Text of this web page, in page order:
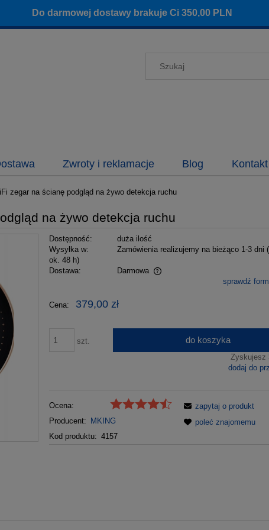
Do darmowej dostawy brakuje Ci350,00 PLN
Zwroty i reklamacje Blog Kontakt
zegar na ścianę podgląd na żywo detekcja ruchu
na żywo detekcja ruchu
Dostępność:
duża ilość
Wysyłka w:
Zamówienia realizujemy na bieżąco 1-3 dni
ok. 48 h)
Dostawa:
Darmowa
Cena nie zawiera ewentualnych kosztów
płatności
sprawdź
Cena: 379,00 zł
szt. do koszyka
Zyskujesz
dodaj do
Ocena:
Producent: MKING
Kod produktu: 4157
zapytaj o produkt
poleć znajomemu